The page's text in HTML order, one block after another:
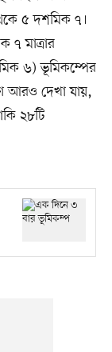
৫ দশমিক ৭।
৭ মাত্রার
৬) ভূমিকম্পের
আরও দেখা যায়,
২৮টি